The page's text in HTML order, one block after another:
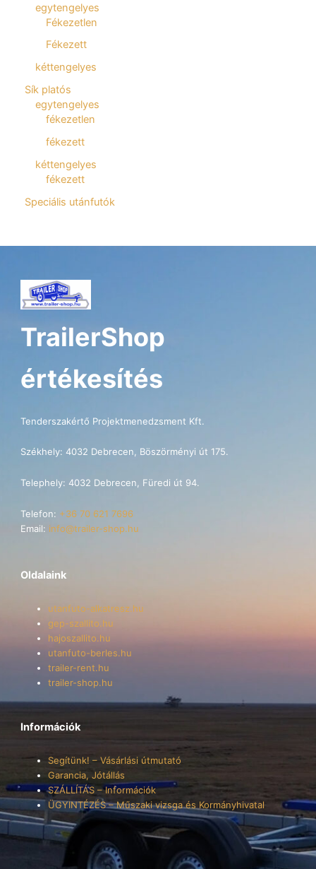
egytengelyes
Fékezetlen
Fékezett
kéttengelyes
Sík platós
egytengelyes
fékezetlen
fékezett
kéttengelyes
fékezett
Speciális utánfutók
TrailerShop
értékesítés
Tenderszakértő Projektmenedzsment Kft.
Székhely: 4032 Debrecen, Böszörményi út 175.
Telephely: 4032 Debrecen, Füredi út 94.
Telefon: +36 70 621 7696
Email: info@trailer-shop.hu
Oldalaink
utanfuto-alkatresz.hu
gep-szallito.hu
hajoszallito.hu
utanfuto-berles.hu
trailer-rent.hu
trailer-shop.hu
Információk
Segítünk! – Vásárlási útmutató
Garancia, Jótállás
SZÁLLÍTÁS – Információk
ÜGYINTÉZÉS – Műszaki vizsga és Kormányhivatal